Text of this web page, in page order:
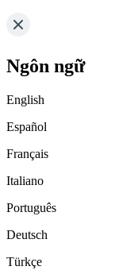
Ngôn ngữ
English
Español
Français
Italiano
Português
Deutsch
Türkçe